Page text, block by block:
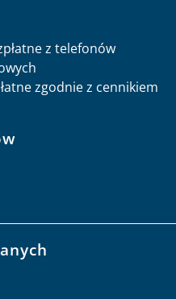
z telefonów
zgodnie z cennikiem